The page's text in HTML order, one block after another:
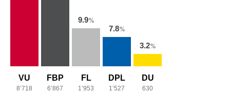
VU
8’718
FBP
6’867
9.9%
FL
1’953
7.8%
DPL
1’527
3.2%
DU
630